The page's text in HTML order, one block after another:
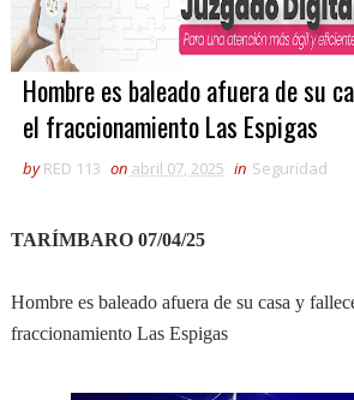
Hombre es baleado afuera de su
el fraccionamiento Las Espigas
by RED 113 on abril 07, 2025 in Seguridad
TARÍMBARO 07/04/25
Hombre es baleado afuera de su casa y
fraccionamiento Las Espigas